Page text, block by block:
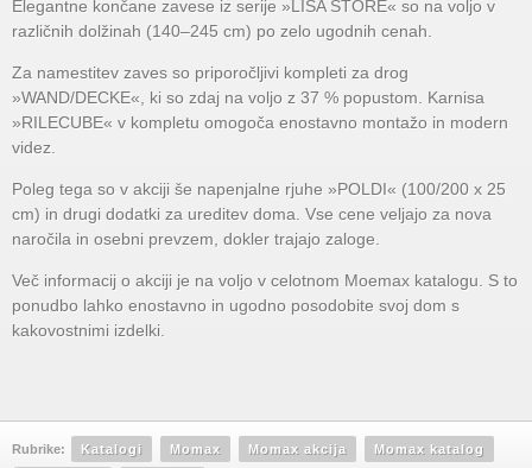
Elegantne končane zavese iz serije »LISA STORE« so na voljo v
različnih dolžinah (140–245 cm) po zelo ugodnih cenah.
Za namestitev zaves so priporočljivi kompleti za drog
»WAND/DECKE«, ki so zdaj na voljo z 37 % popustom. Karnisa
»RILECUBE« v kompletu omogoča enostavno montažo in modern
videz.
Poleg tega so v akciji še napenjalne rjuhe »POLDI« (100/200 x 25
cm) in drugi dodatki za ureditev doma. Vse cene veljajo za nova
naročila in osebni prevzem, dokler trajajo zaloge.
Več informacij o akciji je na voljo v celotnom Moemax katalogu. S to
ponudbo lahko enostavno in ugodno posodobite svoj dom s
kakovostnimi izdelki.
Rubrike: Katalogi Momax Momax akcija Momax katalog